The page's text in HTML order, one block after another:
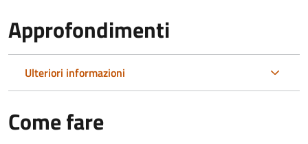
Approfondimenti
Ulteriori informazioni
Come fare